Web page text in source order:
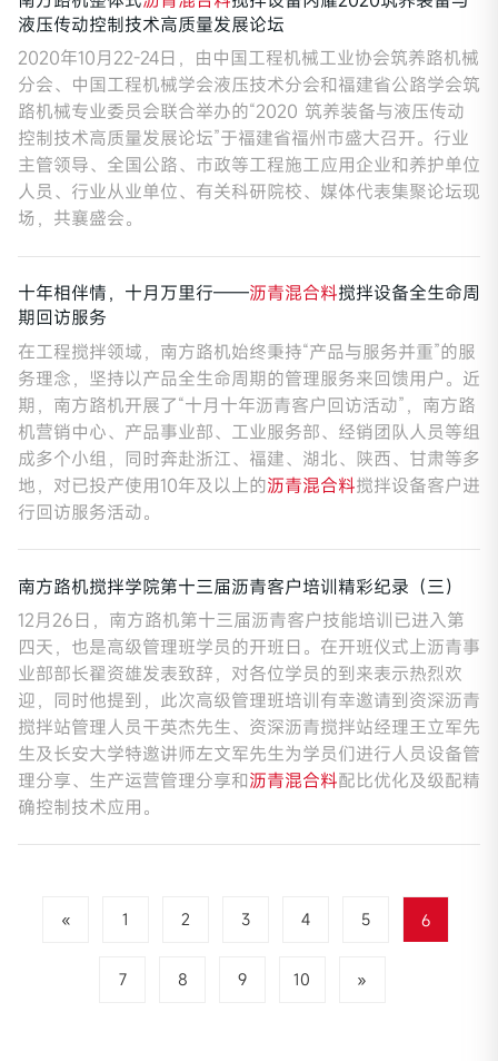
液压传动控制技术高质量发展论坛
2020年10月22-24日，由中国工程机械工业协会筑养路机械
分会、中国工程机械学会液压技术分会和福建省公路学会筑
路机械专业委员会联合举办的“2020 筑养装备与液压传动
控制技术高质量发展论坛”于福建省福州市盛大召开。行业
主管领导、全国公路、市政等工程施工应用企业和养护单位
人员、行业从业单位、有关科研院校、媒体代表集聚论坛现
场，共襄盛会。
十年相伴情，十月万里行——沥青混合料搅拌设备全生命周
期回访服务
在工程搅拌领域，南方路机始终秉持“产品与服务并重”的服
务理念，坚持以产品全生命周期的管理服务来回馈用户。近
期，南方路机开展了“十月十年沥青客户回访活动”，南方路
机营销中心、产品事业部、工业服务部、经销团队人员等组
成多个小组，同时奔赴浙江、福建、湖北、陕西、甘肃等多
地，对已投产使用10年及以上的沥青混合料搅拌设备客户进
行回访服务活动。
南方路机搅拌学院第十三届沥青客户培训精彩纪录（三）
12月26日，南方路机第十三届沥青客户技能培训已进入第
四天，也是高级管理班学员的开班日。在开班仪式上沥青事
业部部长翟资雄发表致辞，对各位学员的到来表示热烈欢
迎，同时他提到，此次高级管理班培训有幸邀请到资深沥青
搅拌站管理人员干英杰先生、资深沥青搅拌站经理王立军先
生及长安大学特邀讲师左文军先生为学员们进行人员设备管
理分享、生产运营管理分享和沥青混合料配比优化及级配精
确控制技术应用。
« 1 2 3 4 5 6
7 8 9 10 »